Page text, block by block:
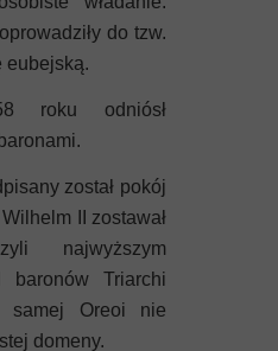
do tzw.
eubejską.
roku odniósł
został pokój
II zostawał
najwyższym
baronów Triarchi
samej Oreoi nie
domeny.